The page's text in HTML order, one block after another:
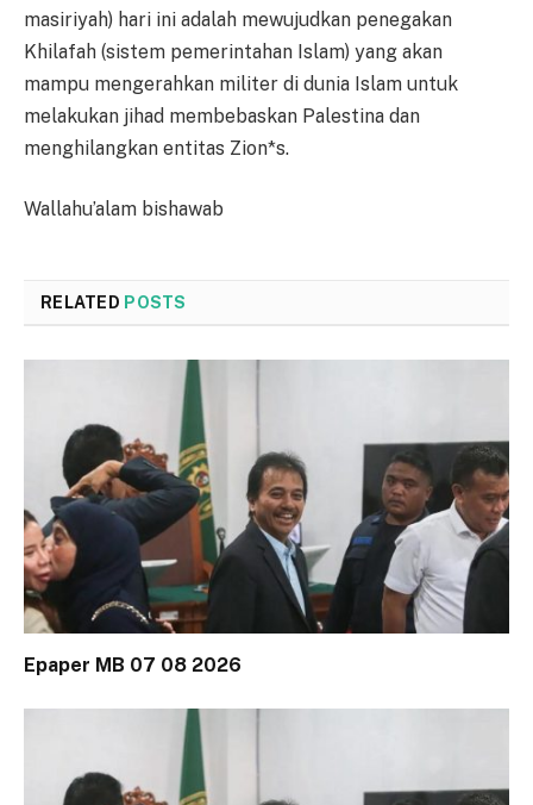
masiriyah) hari ini adalah mewujudkan penegakan
Khilafah (sistem pemerintahan Islam) yang akan
mampu mengerahkan militer di dunia Islam untuk
melakukan jihad membebaskan Palestina dan
menghilangkan entitas Zion*s.
Wallahu’alam bishawab
RELATED POSTS
Epaper MB 07 08 2026